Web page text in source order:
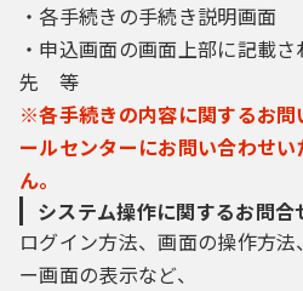
・各手続きの手続き説明画面
・申込画面の画面上部に記載
先 等
※各手続きの内容に関するお問
ールセンターにお問い合わせ
ん。
システム操作に関するお問合
ログイン方法、画面の操作方
ー画面の表示など、